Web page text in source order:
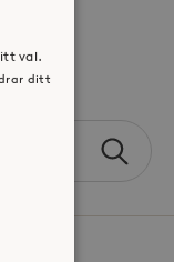
Sök
val.
ditt